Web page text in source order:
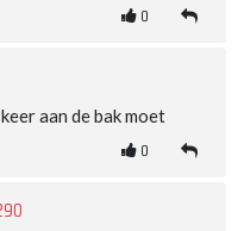
0
aan de bak moet
0